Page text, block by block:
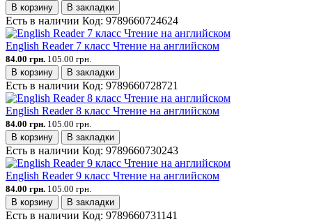
В корзину
В закладки
Есть в наличии Код: 9789660724624
English Reader 7 класс Чтение на английском
84.00 грн. 105.00 грн.
В корзину
В закладки
Есть в наличии Код: 9789660728721
English Reader 8 класс Чтение на английском
84.00 грн. 105.00 грн.
В корзину
В закладки
Есть в наличии Код: 9789660730243
English Reader 9 класс Чтение на английском
84.00 грн. 105.00 грн.
В корзину
В закладки
Есть в наличии Код: 9789660731141